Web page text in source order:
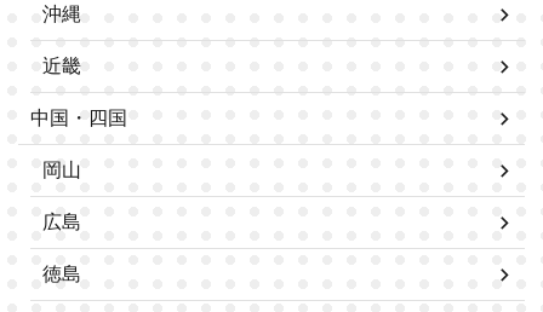
沖縄
近畿
中国・四国
岡山
広島
徳島